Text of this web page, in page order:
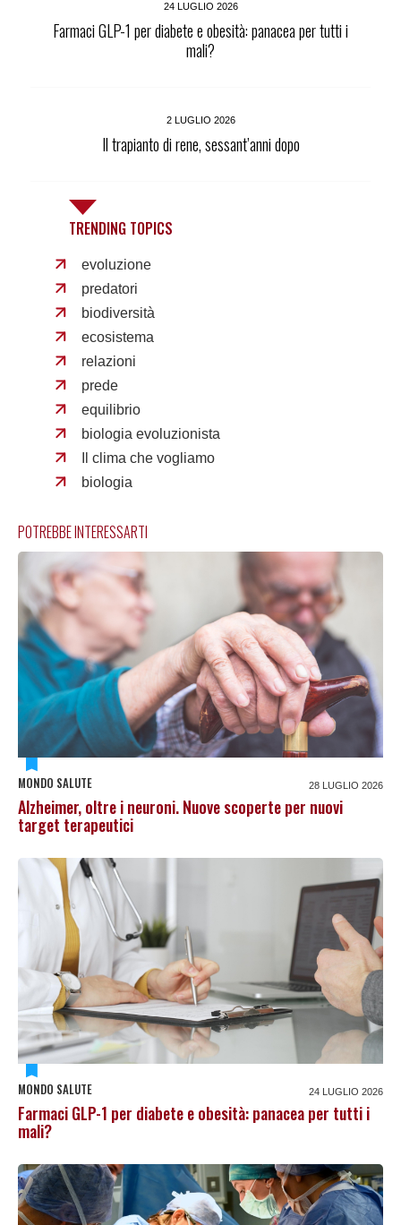
24 LUGLIO 2026
Farmaci GLP-1 per diabete e obesità: panacea per tutti i
mali?
2 LUGLIO 2026
Il trapianto di rene, sessant’anni dopo
TRENDING TOPICS
evoluzione
predatori
biodiversità
ecosistema
relazioni
prede
equilibrio
biologia evoluzionista
Il clima che vogliamo
biologia
POTREBBE INTERESSARTI
MONDO SALUTE 28 LUGLIO 2026
Alzheimer, oltre i neuroni. Nuove scoperte per nuovi
target terapeutici
MONDO SALUTE 24 LUGLIO 2026
Farmaci GLP-1 per diabete e obesità: panacea per tutti i
mali?